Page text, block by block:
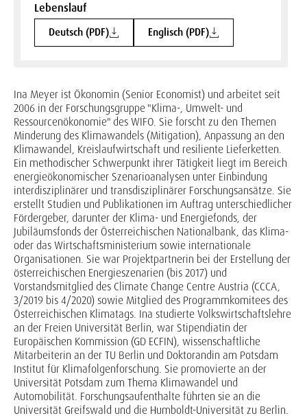
Lebenslauf
Deutsch (PDF) Englisch (PDF)
Ina Meyer ist Ökonomin (Senior Economist) und arbeitet seit
2006 in der Forschungsgruppe "Klima-, Umwelt- und
Ressourcenökonomie" des WIFO. Sie forscht zu den Themen
Minderung des Klimawandels (Mitigation), Anpassung an den
Klimawandel, Kreislaufwirtschaft und resiliente Lieferketten.
Ein methodischer Schwerpunkt ihrer Tätigkeit liegt im Bereich
energieökonomischer Szenarioanalysen unter Einbindung
interdisziplinärer und transdisziplinärer Forschungsansätze. Sie
erstellt Studien und Publikationen im Auftrag unterschiedlicher
Fördergeber, darunter der Klima- und Energiefonds, der
Jubiläumsfonds der Österreichischen Nationalbank, das Klima-
oder das Wirtschaftsministerium sowie internationale
Organisationen. Sie war Projektpartnerin bei der Erstellung der
österreichischen Energieszenarien (bis 2017) und
Vorstandsmitglied des Climate Change Centre Austria (CCCA,
3/2019 bis 4/2020) sowie Mitglied des Programmkomitees des
Österreichischen Klimatags. Ina studierte Volkswirtschaftslehre
an der Freien Universität Berlin, war Stipendiatin der
Europäischen Kommission (GD ECFIN), wissenschaftliche
Mitarbeiterin an der TU Berlin und Doktorandin am Potsdam
Institut für Klimafolgenforschung. Sie promovierte an der
Universität Potsdam zum Thema Klimawandel und
Automobilität. Forschungsaufenthalte führten sie an die
Universität Greifswald und die Humboldt-Universität zu Berlin.